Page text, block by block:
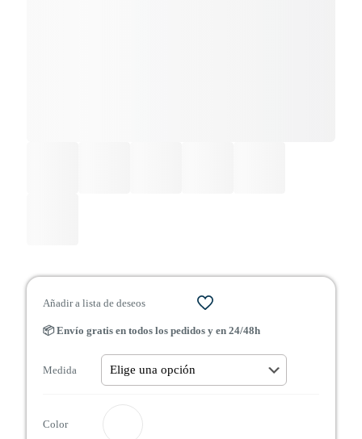
Añadir a lista de deseos
📦 Envío gratis en todos los pedidos y en 24/48h
Medida
Color